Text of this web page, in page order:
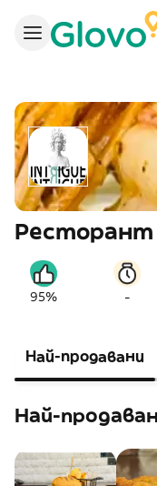
Ресторант
95% -
Най-продавани
Най-